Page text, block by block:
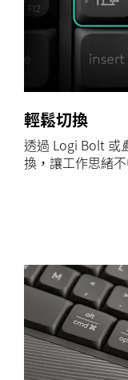
輕鬆切換
透過 Logi Bolt 或
換，讓工作思緒不